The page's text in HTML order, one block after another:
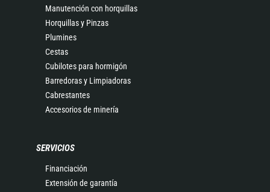
Manutención con horquillas
Horquillas y Pinzas
Plumines
Cestas
Cubilotes para hormigón
Barredoras y Limpiadoras
Cabrestantes
Accesorios de minería
SERVICIOS
Financiación
Extensión de garantía